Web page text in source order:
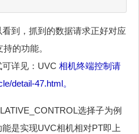
到，抓到的数据请求正好对应
的功能。
详见：UVC 相机终端控制请
detail-47.html。
选择子为例
是实现UVC相机相对PT即上